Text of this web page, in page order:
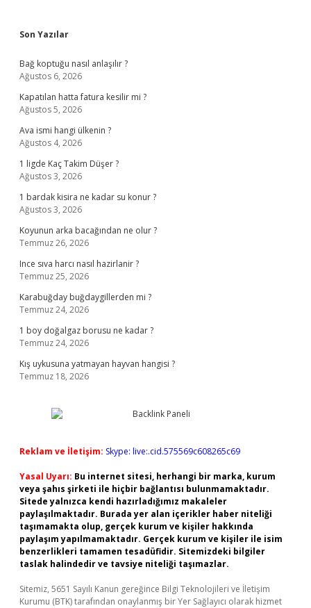
Sidebar
Son Yazılar
Bağ koptuğu nasıl anlaşılır ?
Ağustos 6, 2026
Kapatılan hatta fatura kesilir mi ?
Ağustos 5, 2026
Ava ismi hangi ülkenin ?
Ağustos 4, 2026
1 ligde Kaç Takim Düşer ?
Ağustos 3, 2026
1 bardak kisira ne kadar su konur ?
Ağustos 3, 2026
Koyunun arka bacağından ne olur ?
Temmuz 26, 2026
Ince sıva harcı nasıl hazirlanir ?
Temmuz 25, 2026
Karabuğday buğdaygillerden mi ?
Temmuz 24, 2026
1 boy doğalgaz borusu ne kadar ?
Temmuz 24, 2026
Kış uykusuna yatmayan hayvan hangisi ?
Temmuz 18, 2026
Reklam ve İletişim: Skype: live:.cid.575569c608265c69
Yasal Uyarı: Bu internet sitesi, herhangi bir marka, kurum
veya şahıs şirketi ile hiçbir bağlantısı bulunmamaktadır.
Sitede yalnızca kendi hazırladığımız makaleler
paylaşılmaktadır. Burada yer alan içerikler haber niteliği
taşımamakta olup, gerçek kurum ve kişiler hakkında
paylaşım yapılmamaktadır. Gerçek kurum ve kişiler ile isim
benzerlikleri tamamen tesadüfidir. Sitemizdeki bilgiler
taslak halindedir ve tavsiye niteliği taşımazlar.
Sitemiz, 5651 Sayılı Kanun gereğince Bilgi Teknolojileri ve İletişim
Kurumu (BTK) tarafından onaylanmış bir Yer Sağlayıcı olarak hizmet